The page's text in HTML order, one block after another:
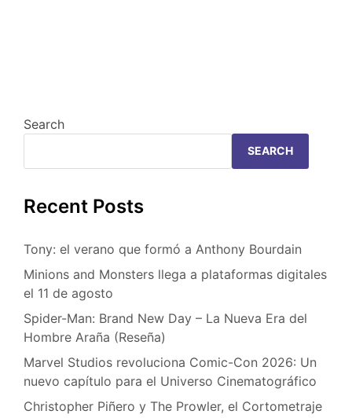
Search
SEARCH
Recent Posts
Tony: el verano que formó a Anthony Bourdain
Minions and Monsters llega a plataformas digitales
el 11 de agosto
Spider-Man: Brand New Day – La Nueva Era del
Hombre Araña (Reseña)
Marvel Studios revoluciona Comic-Con 2026: Un
nuevo capítulo para el Universo Cinematográfico
Christopher Piñero y The Prowler, el Cortometraje